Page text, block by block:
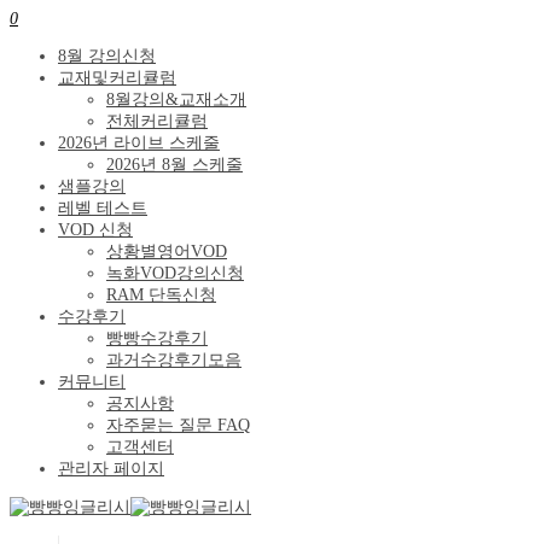
0
8월 강의신청
교재및커리큘럼
8월강의&교재소개
전체커리큘럼
2026년 라이브 스케줄
2026년 8월 스케줄
샘플강의
레벨 테스트
VOD 신청
상황별영어VOD
녹화VOD강의신청
RAM 단독신청
수강후기
빵빵수강후기
과거수강후기모음
커뮤니티
공지사항
자주묻는 질문 FAQ
고객센터
관리자 페이지